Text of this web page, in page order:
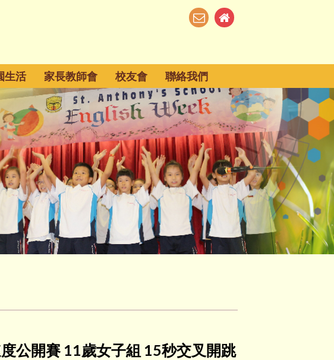
生活 家長教師會 校友會 聯絡我們
公開賽 11歲女子組 15秒交叉開跳